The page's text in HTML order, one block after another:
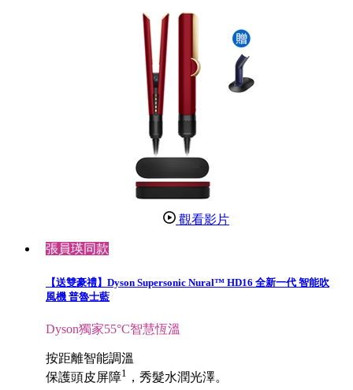
觀看影片
張員瑛同款
【送雙豪禮】Dyson Supersonic Nural™ HD16 全新一代 智能吹
風機 普魯士藍
Dyson獨家55°C智慧恆溫
按距離智能調溫
保護頭皮屏障1 ，秀髮水潤光澤。